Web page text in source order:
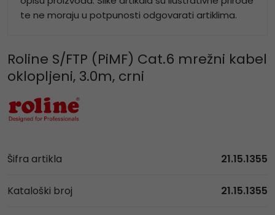
te ne moraju u potpunosti odgovarati artiklima.
Roline S/FTP (PiMF) Cat.6 mrežni kabel
oklopljeni, 3.0m, crni
Šifra artikla 21.15.1355
Kataloški broj 21.15.1355